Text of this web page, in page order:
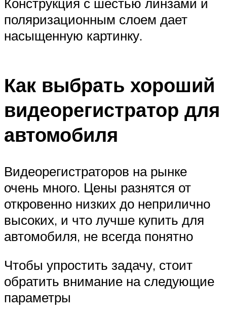
поляризационным слоем дает
насыщенную картинку.
Как выбрать хороший
видеорегистратор для
автомобиля
Видеорегистраторов на рынке
очень много. Цены разнятся от
откровенно низких до неприлично
высоких, и что лучше купить для
автомобиля, не всегда понятно
Чтобы упростить задачу, стоит
обратить внимание на следующие
параметры